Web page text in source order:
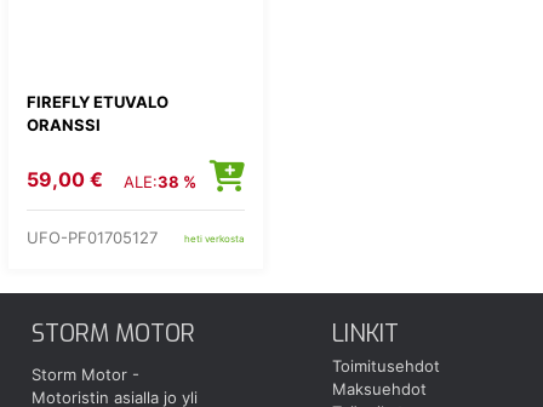
FIREFLY ETUVALO
ORANSSI
59,00 € ALE:38 %
UFO-PF01705127 heti verkosta
STORM MOTOR
Storm Motor -
Motoristin asialla jo yli
LINKIT
Toimitusehdot
Maksuehdot